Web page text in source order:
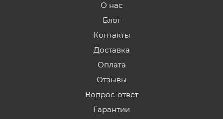
О нас
Блог
Контакты
Доставка
Оплата
Отзывы
Вопрос-ответ
Гарантии